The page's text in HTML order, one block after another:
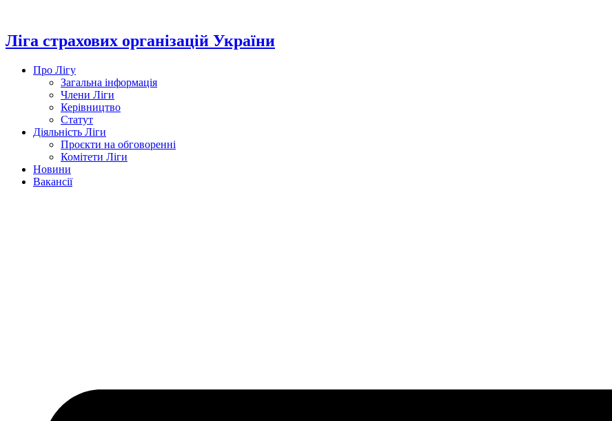
вмісту
Ліга страхових організацій України
Про Лігу
Загальна інформація
Члени Ліги
Керівництво
Статут
Діяльність Ліги
Проєкти на обговоренні
Комітети Ліги
Новини
Вакансії